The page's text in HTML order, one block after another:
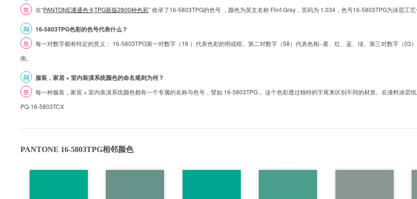
答 在“PANTONE潘通色卡TPG新版2800种色彩” 收录了16-5803TPG的色号 ，颜色为英文名称 Flint Gray，页码为 1.034，色号16-5803TPG为涂层工
问 16-5803TPG色彩的色号代表什么？
答
每一对数字都有特定的意义： 16-5803TPG第一对数字（16 ）代表色彩的明或暗。第二对数字（58）代表色相--黄、红、蓝、绿。第三对数字（03
南。
问 服装，家居 + 室内装潢系统颜色的命名规则为何？
答
每一种服装，家居 + 室内装潢系统颜色都有一个专属的名称与色号，譬如 16-5803TPG 。这个色彩透过独特的字尾来区别不同的材质。在漆料涂
PQ-16-5803TCX
PANTONE 16-5803TPG相邻颜色